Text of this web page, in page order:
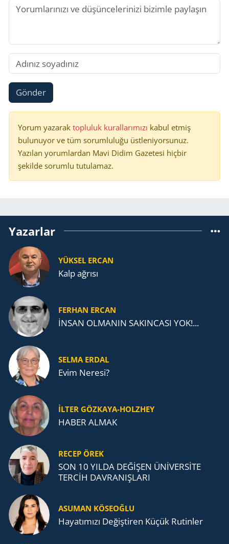
Gönder
Yorum yazarak topluluk kurallarımızı kabul etmiş
bulunuyor ve tüm sorumluluğu üstleniyorsunuz.
Yazılan yorumlardan Mavi Didim Gazetesi hiçbir
şekilde sorumlu tutulamaz.
Yazarlar
YÜKSEL ERCAN
Kalp ağrısı
FERHAN ERCAN
İNSAN OLMANIN SAKINCASI YOK!...
SELMA ERDAL
Evim Neresi?
İLTER GÖZKAYA-HOLZHEY
HABER ALMAK
RECEP ÖREK
SON 10 YILDA DEĞİŞEN ÜNİVERSİTE
TERCİH DAVRANIŞLARI
ASUMAN KÖSEOĞLU
Ha­ya­tı­mı­zı De­ğiş­ti­ren Küçük Ru­tin­ler